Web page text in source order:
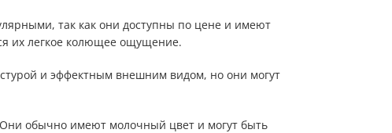
так как они доступны по цене и имеют
их легкое колющее ощущение.
и эффектным внешним видом, но они могут
обычно имеют молочный цвет и могут быть